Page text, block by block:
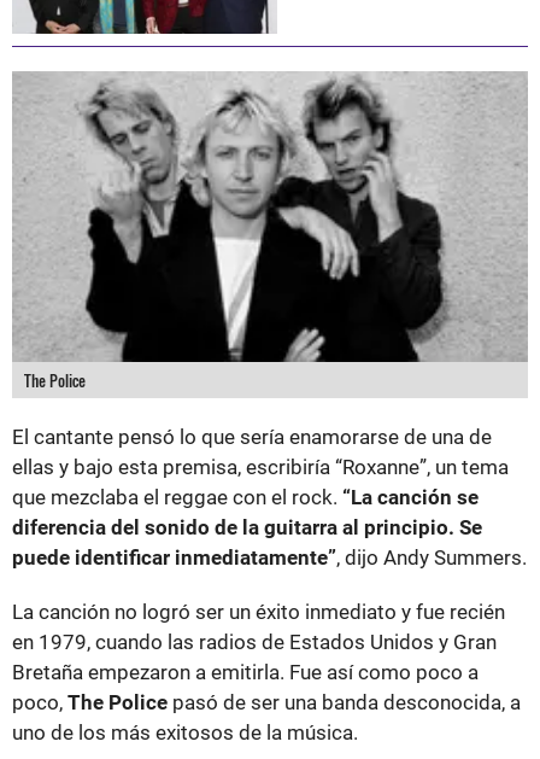
The Police
El cantante pensó lo que sería enamorarse de una de
ellas y bajo esta premisa, escribiría “Roxanne”, un tema
que mezclaba el reggae con el rock. “La canción se
diferencia del sonido de la guitarra al principio. Se
puede identificar inmediatamente”, dijo Andy Summers.
La canción no logró ser un éxito inmediato y fue recién
en 1979, cuando las radios de Estados Unidos y Gran
Bretaña empezaron a emitirla. Fue así como poco a
poco, The Police pasó de ser una banda desconocida, a
uno de los más exitosos de la música.